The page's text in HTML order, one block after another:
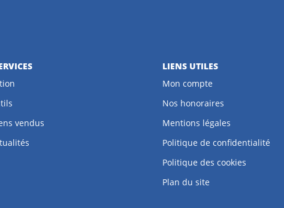
vendus
LIENS UTILES
Mon compte
Nos honoraires
Mentions légales
Politique de confidentialité
Politique des cookies
Plan du site